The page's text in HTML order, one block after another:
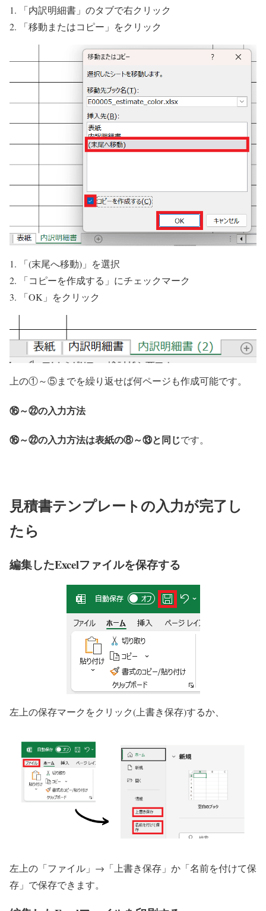
「内訳明細書」のタブで右クリック
「移動またはコピー」をクリック
「(末尾へ移動)」を選択
「コピーを作成する」にチェックマーク
「OK」をクリック
上の①～⑤までを繰り返せば何ページも作成可能です。
⑯～㉒の入力方法
⑯～㉒の入力方法は表紙の⑧～⑬と同じです。
見積書テンプレートの入力が完了し
たら
編集したExcelファイルを保存する
左上の保存マークをクリック(上書き保存)するか、
左上の「ファイル」→「上書き保存」か「名前を付けて保
存」で保存できます。